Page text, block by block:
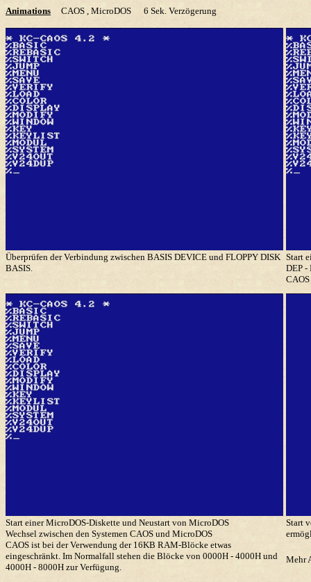
Animations CAOS , MicroDOS 6 Sek. Verzögerung
Überprüfen der Verbindung zwischen BASIS DEVICE und FLOPPY DISK
BASIS.
Start
DEP -
Start einer MicroDOS-Diskette und Neustart von MicroDOS
Wechsel zwischen den Systemen CAOS und MicroDOS
CAOS ist bei der Verwendung der 16KB RAM-Blöcke etwas
eingeschränkt. Im Normalfall stehen die Blöcke von 0000H - 4000H und
4000H - 8000H zur Verfügung.
Start
Mehr